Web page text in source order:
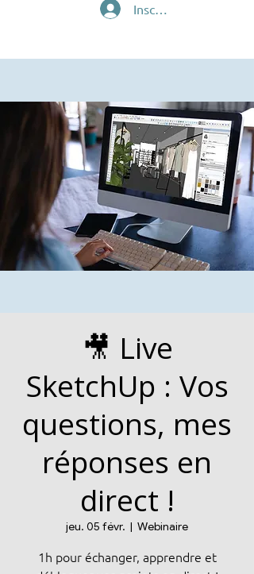
Inscription/Connexion
🎥 Live
SketchUp : Vos
questions, mes
réponses en
direct !
jeu. 05 févr.
  |
Webinaire
1h pour échanger, apprendre et